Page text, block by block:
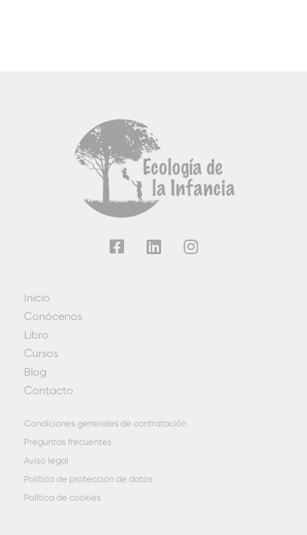
Inicio
Conócenos
Libro
Cursos
Blog
Contacto
Condiciones generales de contratación
Preguntas frecuentes
Aviso legal
Política de protección de datos
Política de cookies